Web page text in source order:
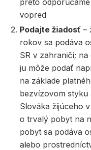
preto
vopred
Podajte žiadosť –
rokov sa podáva
SR v zahraničí;
ju môže podať
na základe
bezvízovom styku
Slováka žijúceho
o trvalý pobyt na
pobyt sa podáva
alebo